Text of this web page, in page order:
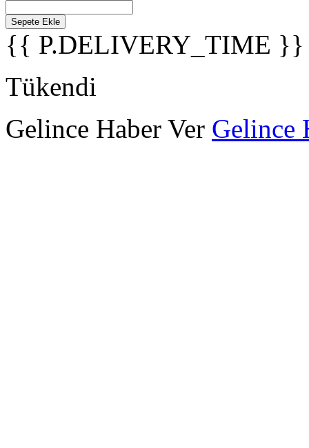
Sepete Ekle
{{ P.DELIVERY_TIME }}
Tükendi
Gelince Haber Ver Gelince